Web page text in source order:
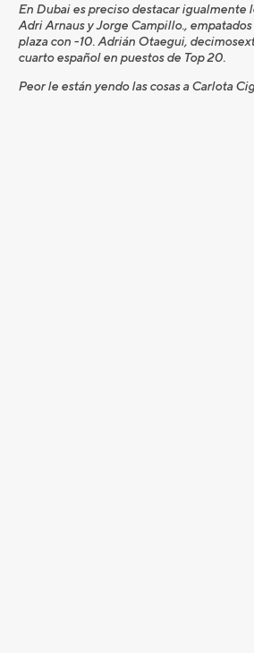
En Dubai es preciso destacar igualmente
Adri Arnaus y Jorge Campillo.,
plaza con -10. Adrián Otaegui,
cuarto español en puestos de Top 20.
Peor le están yendo las cosas a Carlota